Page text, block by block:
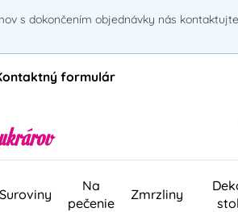
s dokončením objednávky nás kontaktujte
formulár
Suroviny
Na
pečenie
Zmrzliny